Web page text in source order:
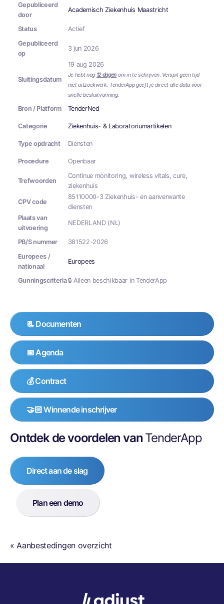
Gepubliceerd
door
Academisch Ziekenhuis Maastricht
Status
Actief
Gepubliceerd
op
3 jun 2026
Sluitingsdatum
19 aug 2026
Je hebt nog 12 dagen om in te schrijven. Verspil geen tijd
met uitzoekwerk. TenderApp geeft je direct alle data voor
snelle besluitvorming.
Bron / Platform TenderNed
Categorie Ziekenhuis- & Laboratoriumartikelen
Type opdracht Diensten
Procedure Openbaar
Trefwoorden
Continue monitoring, wireless vitals, cure,
ziekenhuis
CPV code
85110000-3 Ziekenhuis- en aanverwante
diensten
Plaats van
uitvoering
NEDERLAND (NL)
PB/S nummer
381522-2026
Europees /
nationaal
Europees
Gunningscriteria🔒 Alleen beschikbaar in TenderApp
📃 Documenten
📅 Agenda
💰 Contract
🤝🏻 Winnende inschrijver
Ontdek de voordelen van TenderApp
Direct aan de slag
Plan een demo
« Aanbestedingen overzicht